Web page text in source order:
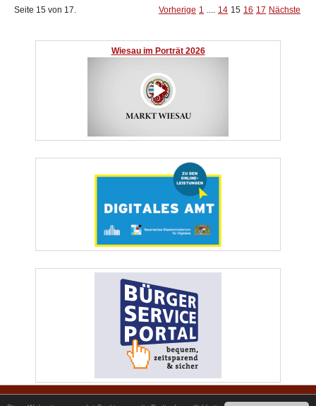
Seite 15 von 17. Vorherige 1 .... 14 15 16 17 Nächste
Wiesau im Porträt 2026